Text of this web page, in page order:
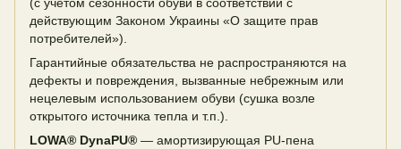
действующим Законом Украины «О защите прав
потребителей»).
Гарантийные обязательства не распространяются на
дефекты и повреждения, вызванные небрежным или
нецелевым использованием обуви (сушка возле
открытого источника тепла и т.п.).
LOWA® DynaPU® — амортизирующая PU-пена